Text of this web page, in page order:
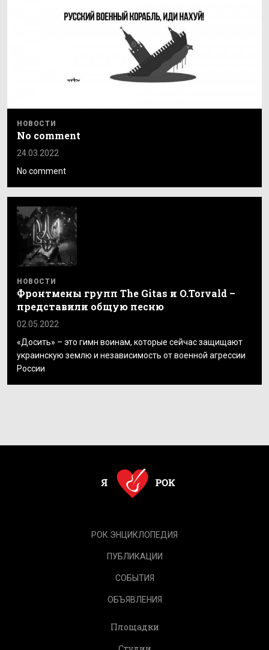
НОВОСТИ
No comment
24.03.2022
No comment
НОВОСТИ
Фронтмены групп The Gitas и O.Torvald –
представили общую песню
02.05.2022
«Досить» – это гимн воинам, которые сейчас защищают
украинскую землю и независимость от военной агрессии
России
РОК.ЭНЦИКЛОПЕДИЯ
ПУБЛИКАЦИИ
СОБЫТИЯ
ОБЪЯВЛЕНИЯ
Площадки